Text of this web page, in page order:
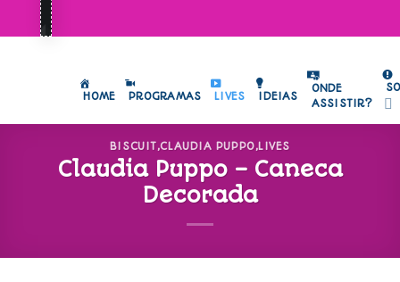
HOME PROGRAMAS LIVES IDEIAS
ONDE
ASSISTIR?
BISCUIT,CLAUDIA PUPPO,LIVES
Claudia Puppo – Caneca
Decorada